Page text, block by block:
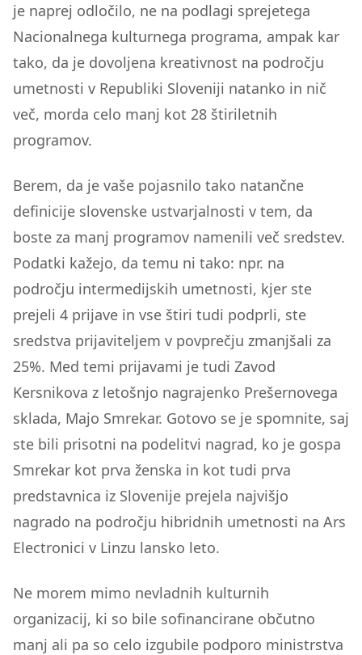
je naprej odločilo, ne na podlagi sprejetega
Nacionalnega kulturnega programa, ampak kar
tako, da je dovoljena kreativnost na področju
umetnosti v Republiki Sloveniji natanko in nič
več, morda celo manj kot 28 štiriletnih
programov.
Berem, da je vaše pojasnilo tako natančne
definicije slovenske ustvarjalnosti v tem, da
boste za manj programov namenili več sredstev.
Podatki kažejo, da temu ni tako: npr. na
področju intermedijskih umetnosti, kjer ste
prejeli 4 prijave in vse štiri tudi podprli, ste
sredstva prijaviteljem v povprečju zmanjšali za
25%. Med temi prijavami je tudi Zavod
Kersnikova z letošnjo nagrajenko Prešernovega
sklada, Majo Smrekar. Gotovo se je spomnite, saj
ste bili prisotni na podelitvi nagrad, ko je gospa
Smrekar kot prva ženska in kot tudi prva
predstavnica iz Slovenije prejela najvišjo
nagrado na področju hibridnih umetnosti na Ars
Electronici v Linzu lansko leto.
Ne morem mimo nevladnih kulturnih
organizacij, ki so bile sofinancirane občutno
manj ali pa so celo izgubile podporo ministrstva